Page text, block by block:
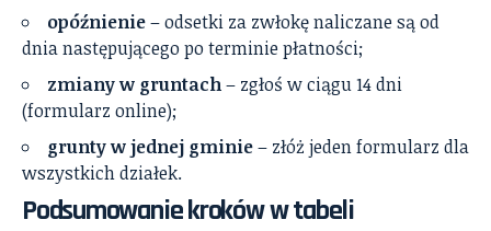
opóźnienie– odsetki za zwłokę naliczane są od
dnia następującego po terminie płatności;
zmiany w gruntach– zgłoś w ciągu 14 dni
(formularz online);
grunty w jednej gminie– złóż jeden formularz dla
wszystkich działek.
Podsumowanie kroków w tabeli